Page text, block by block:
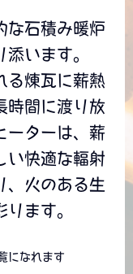
な石積み暖炉
います。
る煉瓦に薪熱
時間に渡り放
ーターは、薪
い快適な輻射
、火のある生
ます。
になれます